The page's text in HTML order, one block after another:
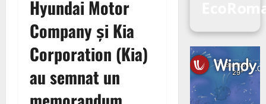
Hyundai Motor
Company și Kia
Corporation (Kia)
au semnat un